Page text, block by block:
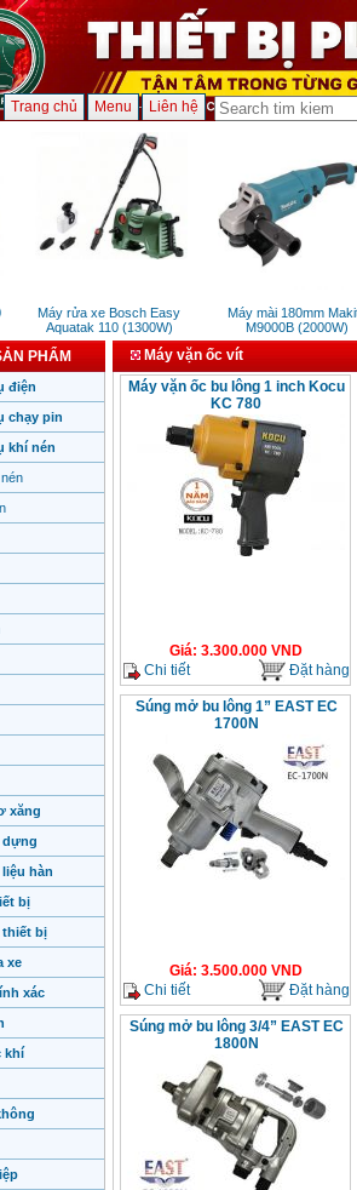
Trang chủ Menu Liên hệ
Máy rửa xe Bosch Easy
Aquatak 110 (1300W)
Máy mài 180mm Makita
M9000B (2000W)
PHẨM
điện
chạy pin
khí nén
xăng
dựng
liệu hàn
bị
thiết bị
xe
xác
khí
Máy vặn ốc vít
Máy vặn ốc bu lông 1 inch Kocu
KC 780
Giá: 3.300.000 VND
Chi tiết
Đặt hàng
Súng mở bu lông 1” EAST EC
1700N
Giá: 3.500.000 VND
Chi tiết
Đặt hàng
Súng mở bu lông 3/4” EAST EC
1800N